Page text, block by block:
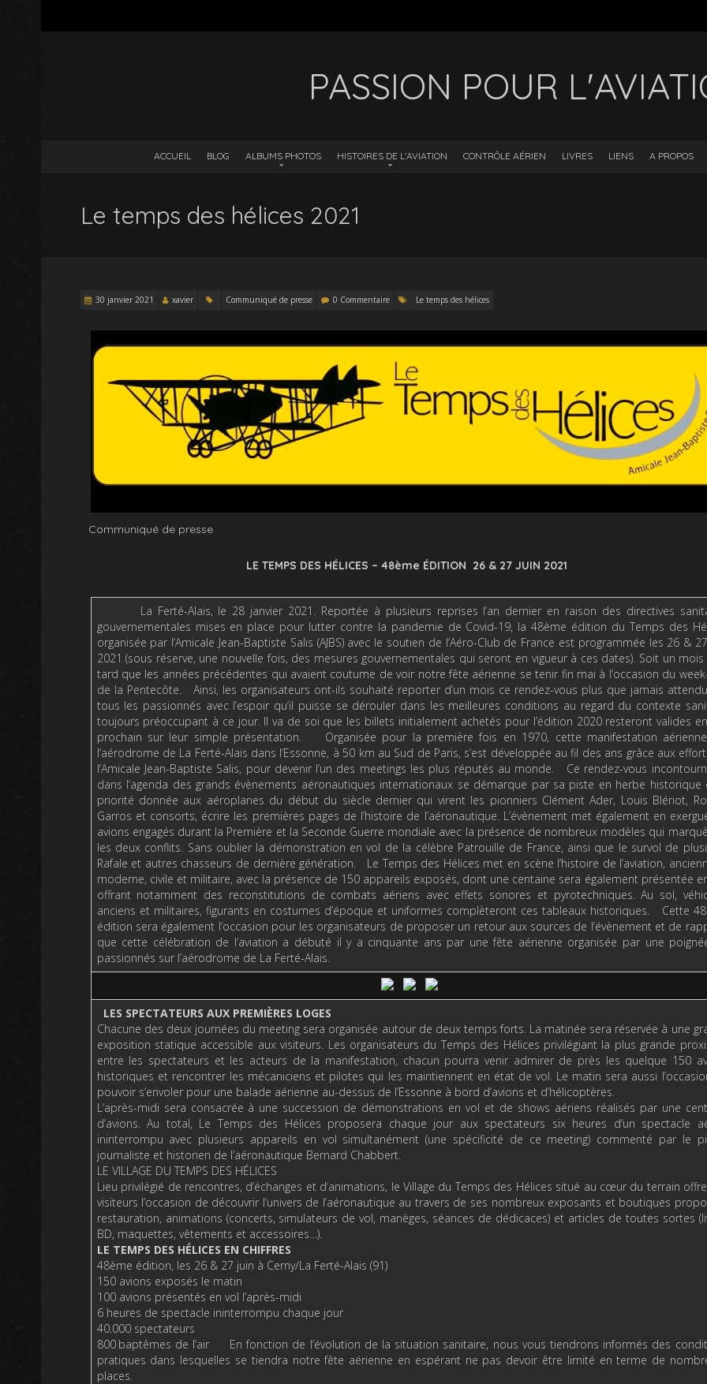
PASSION POUR
ACCUEIL BLOG ALBUMS PHOTOS HISTOIRES DE L’AVIATION CONTRÔLE AÉRIEN LIVRES LIENS A PROPOS
Le temps des hélices 2021
30 janvier 2021 xavier Communiqué de presse 0 Commentaire Le temps des hélices
Communiqué de presse
LE TEMPS DES HÉLICES – 48ème ÉDITION 26 & 27 JUIN 2021
La Ferté-Alais, le 28 janvier 2021. Reportée à plusieurs reprises l’an dernier en raison des directives
gouvernementales mises en place pour lutter contre la pandemie de Covid-19, la 48ème édition du Temps des
organisée par l’Amicale Jean-Baptiste Salis (AJBS) avec le soutien de l’Aéro-Club de France est programmée les 26 &
2021 (sous réserve, une nouvelle fois, des mesures gouvernementales qui seront en vigueur à ces dates). Soit un
tard que les années précédentes qui avaient coutume de voir notre fête aérienne se tenir fin mai à l’occasion du
de la Pentecôte. Ainsi, les organisateurs ont-ils souhaité reporter d’un mois ce rendez-vous plus que jamais
tous les passionnés avec l’espoir qu’il puisse se dérouler dans les meilleures conditions au regard du contexte
toujours préoccupant à ce jour. Il va de soi que les billets initialement achetés pour l’édition 2020 resteront valides
prochain sur leur simple présentation. Organisée pour la première fois en 1970, cette manifestation
l’aérodrome de La Ferté-Alais dans l’Essonne, à 50 km au Sud de Paris, s’est développée au fil des ans grâce aux
l’Amicale Jean-Baptiste Salis, pour devenir l’un des meetings les plus réputés au monde. Ce rendez-vous
dans l’agenda des grands évènements aéronautiques internationaux se démarque par sa piste en herbe historique
priorité donnée aux aéroplanes du début du siècle dernier qui virent les pionniers Clément Ader, Louis Blériot,
Garros et consorts, écrire les premières pages de l’histoire de l’aéronautique. L’évènement met également en
avions engagés durant la Première et la Seconde Guerre mondiale avec la présence de nombreux modèles qui
les deux conflits. Sans oublier la démonstration en vol de la célèbre Patrouille de France, ainsi que le survol de
Rafale et autres chasseurs de dernière génération. Le Temps des Hélices met en scène l’histoire de l’aviation,
moderne, civile et militaire, avec la présence de 150 appareils exposés, dont une centaine sera également présentée
offrant notamment des reconstitutions de combats aériens avec effets sonores et pyrotechniques. Au sol,
anciens et militaires, figurants en costumes d’époque et uniformes complèteront ces tableaux historiques. Cette
édition sera également l’occasion pour les organisateurs de proposer un retour aux sources de l’évènement et de
que cette célébration de l’aviation a débuté il y a cinquante ans par une fête aérienne organisée par une
passionnés sur l’aérodrome de La Ferté-Alais.
LES SPECTATEURS AUX PREMIÈRES LOGES
Chacune des deux journées du meeting sera organisée autour de deux temps forts. La matinée sera réservée à une
exposition statique accessible aux visiteurs. Les organisateurs du Temps des Hélices privilégiant la plus grande
entre les spectateurs et les acteurs de la manifestation, chacun pourra venir admirer de près les quelque 150
historiques et rencontrer les mécaniciens et pilotes qui les maintiennent en état de vol. Le matin sera aussi
pouvoir s’envoler pour une balade aérienne au-dessus de l’Essonne à bord d’avions et d’hélicoptères.
L’après-midi sera consacrée à une succession de démonstrations en vol et de shows aériens réalisés par une
d’avions. Au total, Le Temps des Hélices proposera chaque jour aux spectateurs six heures d’un spectacle
ininterrompu avec plusieurs appareils en vol simultanément (une spécificité de ce meeting) commenté par le
journaliste et historien de l’aéronautique Bernard Chabbert.
LE VILLAGE DU TEMPS DES HÉLICES
Lieu privilégié de rencontres, d’échanges et d’animations, le Village du Temps des Hélices situé au cœur du terrain
visiteurs l’occasion de découvrir l’univers de l’aéronautique au travers de ses nombreux exposants et boutiques
restauration, animations (concerts, simulateurs de vol, manèges, séances de dédicaces) et articles de toutes sortes
BD, maquettes, vêtements et accessoires…).
LE TEMPS DES HÉLICES EN CHIFFRES
48ème édition, les 26 & 27 juin à Cerny/La Ferté-Alais (91)
150 avions exposés le matin
100 avions présentés en vol l’après-midi
6 heures de spectacle ininterrompu chaque jour
40.000 spectateurs
800 baptêmes de l’air En fonction de l’évolution de la situation sanitaire, nous vous tiendrons informés des
pratiques dans lesquelles se tiendra notre fête aérienne en espérant ne pas devoir être limité en terme de
places.